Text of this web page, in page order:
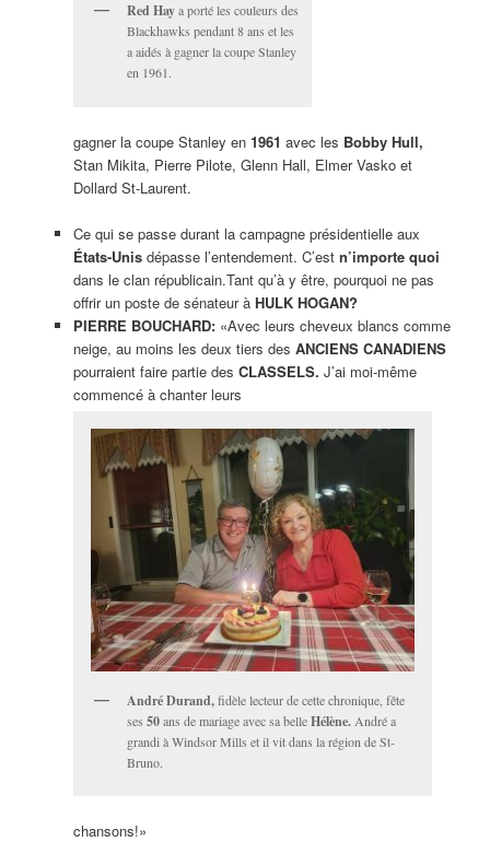
Red Haya porté les couleurs des
Blackhawks pendant 8 ans et les
a aidés à gagner la coupe Stanley
en 1961.
gagner la coupe Stanley en 1961 avec les Bobby Hull,
Stan Mikita, Pierre Pilote, Glenn Hall, Elmer Vasko et
Dollard St-Laurent.
Ce qui se passe durant la campagne présidentielle aux
États-Unisdépasse l’entendement. C’est n’importe quoi
dans le clan républicain.Tant qu’à y être, pourquoi ne pas
offrir un poste de sénateur à HULK HOGAN?
PIERRE BOUCHARD: «Avec leurs cheveux blancs comme
neige, au moins les deux tiers des ANCIENS CANADIENS
pourraient faire partie des CLASSELS. J’ai moi-même
commencé à chanter leurs
André Durand,fidèle lecteur de cette chronique, fête
ses 50ans de mariage avec sa belleHélène. André a
grandi à Windsor Mills et il vit dans la région de St-
Bruno.
chansons!»